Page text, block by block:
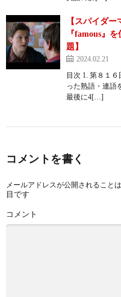
【スパイダ
『famous』
題】
2024.02.21
目次 1. 第８１
った熟語・連語
最後に4[…]
コメントを書く
メールアドレスが公開されることは
目です
コメント